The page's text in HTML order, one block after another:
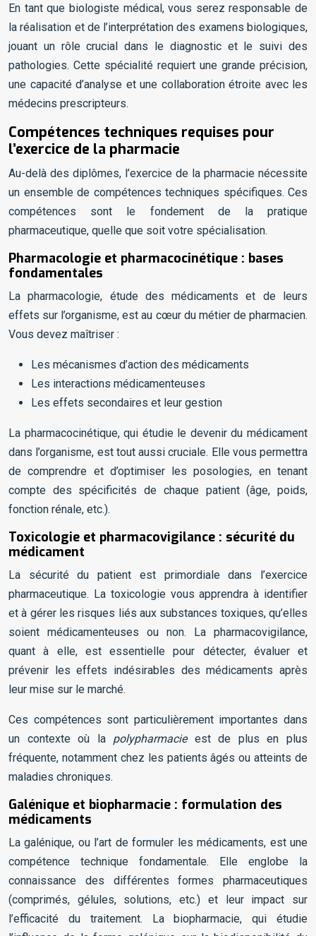
En tant que biologiste médical, vous serez responsable de
la réalisation et de l’interprétation des examens biologiques,
jouant un rôle crucial dans le diagnostic et le suivi des
pathologies. Cette spécialité requiert une grande précision,
une capacité d’analyse et une collaboration étroite avec les
médecins prescripteurs.
Compétences techniques requises pour
l’exercice de la pharmacie
Au-delà des diplômes, l’exercice de la pharmacie nécessite
un ensemble de compétences techniques spécifiques. Ces
compétences sont le fondement de la pratique
pharmaceutique, quelle que soit votre spécialisation.
Pharmacologie et pharmacocinétique : bases
fondamentales
La pharmacologie, étude des médicaments et de leurs
effets sur l’organisme, est au cœur du métier de pharmacien.
Vous devez maîtriser :
Les mécanismes d’action des médicaments
Les interactions médicamenteuses
Les effets secondaires et leur gestion
La pharmacocinétique, qui étudie le devenir du médicament
dans l’organisme, est tout aussi cruciale. Elle vous permettra
de comprendre et d’optimiser les posologies, en tenant
compte des spécificités de chaque patient (âge, poids,
fonction rénale, etc.).
Toxicologie et pharmacovigilance : sécurité du
médicament
La sécurité du patient est primordiale dans l’exercice
pharmaceutique. La toxicologie vous apprendra à identifier
et à gérer les risques liés aux substances toxiques, qu’elles
soient médicamenteuses ou non. La pharmacovigilance,
quant à elle, est essentielle pour détecter, évaluer et
prévenir les effets indésirables des médicaments après
leur mise sur le marché.
Ces compétences sont particulièrement importantes dans
un contexte où la polypharmacieest de plus en plus
fréquente, notamment chez les patients âgés ou atteints de
maladies chroniques.
Galénique et biopharmacie : formulation des
médicaments
La galénique, ou l’art de formuler les médicaments, est une
compétence technique fondamentale. Elle englobe la
connaissance des différentes formes pharmaceutiques
(comprimés, gélules, solutions, etc.) et leur impact sur
l’efficacité du traitement. La biopharmacie, qui étudie